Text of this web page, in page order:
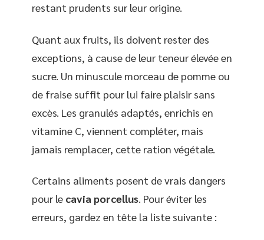
restant prudents sur leur origine.
Quant aux fruits, ils doivent rester des
exceptions, à cause de leur teneur élevée en
sucre. Un minuscule morceau de pomme ou
de fraise suffit pour lui faire plaisir sans
excès. Les granulés adaptés, enrichis en
vitamine C, viennent compléter, mais
jamais remplacer, cette ration végétale.
Certains aliments posent de vrais dangers
pour le cavia porcellus. Pour éviter les
erreurs, gardez en tête la liste suivante :